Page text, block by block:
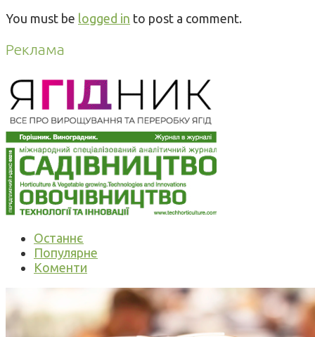
You must be logged in to post a comment.
Реклама
Останнє
Популярне
Коменти